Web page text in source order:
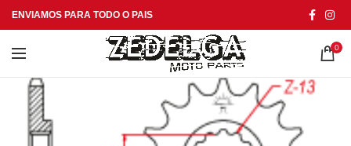
ENVIAMOS PARA TODO O PAIS
0